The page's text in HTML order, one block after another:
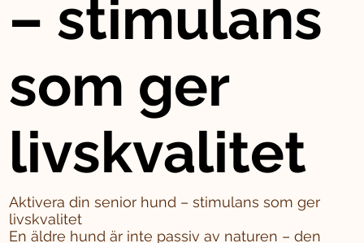
– stimulans
som ger
livskvalitet
Aktivera din senior hund – stimulans som ger
livskvalitet
En äldre hund är inte passiv av naturen – den